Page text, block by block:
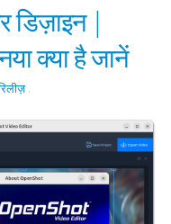
डिज़ाइन |
क्या है जानें
.